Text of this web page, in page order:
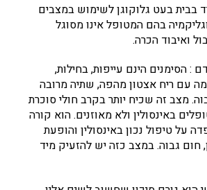
בבית בעט גלוקוגן לשימוש במצבים
בהם המטופל אינו מסוגל
ואיבוד הכרה.
הסימנים הינם עייפות, בחילות,
עם ריח אצטון מהפה, שתיה מרובה
מצב זה שכיח יותר בקרב חולי סוכרת
2 המטופלים באינסולין ולא מאוזנים. הוא קורה
על טיפול נכון באינסולין והופעת
חום גבוה. במצב כזה יש להזעיק מיד